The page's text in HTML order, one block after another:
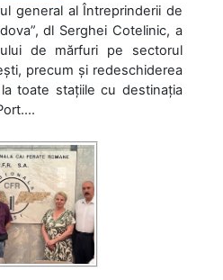
general al Întreprinderii de
dl Serghei Cotelinic, a
de mărfuri pe sectorul
precum și redeschiderea
toate stațiile cu destinația